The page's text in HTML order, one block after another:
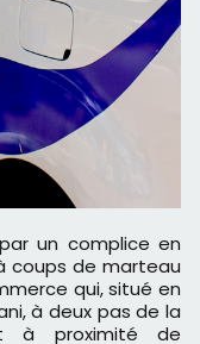
coups de marteau
qui, situé en
à deux pas de la
à proximité de